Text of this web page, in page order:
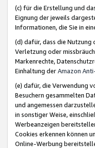
(c) für die Erstellung und
Eignung der jeweils
Informationen, die Sie in
(d) dafür, dass die Nutzung
Verletzung oder
Markenrechte,
Einhaltung derAmazon
(e) dafür, die Verwendung
Besuchern gesammelten
und angemessen
in sonstiger Weise,
Werbeanzeigen
Cookies erkennen können
Online-Werbung